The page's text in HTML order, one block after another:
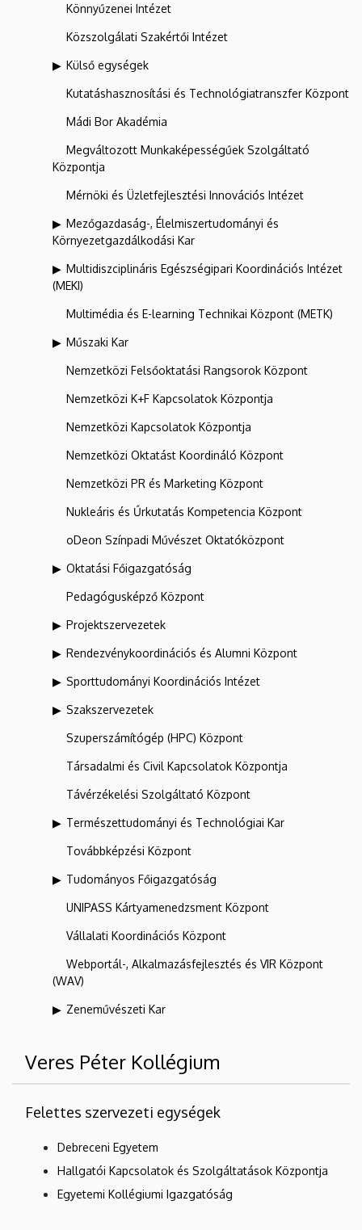
Könnyűzenei Intézet
Közszolgálati Szakértői Intézet
Külső egységek
Kutatáshasznosítási és Technológiatranszfer Központ
Mádi Bor Akadémia
Megváltozott Munkaképességűek Szolgáltató
Központja
Mérnöki és Üzletfejlesztési Innovációs Intézet
Mezőgazdaság-, Élelmiszertudományi és
Környezetgazdálkodási Kar
Multidiszciplináris Egészségipari Koordinációs Intézet
(MEKI)
Multimédia és E-learning Technikai Központ (METK)
Műszaki Kar
Nemzetközi Felsőoktatási Rangsorok Központ
Nemzetközi K+F Kapcsolatok Központja
Nemzetközi Kapcsolatok Központja
Nemzetközi Oktatást Koordináló Központ
Nemzetközi PR és Marketing Központ
Nukleáris és Űrkutatás Kompetencia Központ
oDeon Színpadi Művészet Oktatóközpont
Oktatási Főigazgatóság
Pedagógusképző Központ
Projektszervezetek
Rendezvénykoordinációs és Alumni Központ
Sporttudományi Koordinációs Intézet
Szakszervezetek
Szuperszámítógép (HPC) Központ
Társadalmi és Civil Kapcsolatok Központja
Távérzékelési Szolgáltató Központ
Természettudományi és Technológiai Kar
Továbbképzési Központ
Tudományos Főigazgatóság
UNIPASS Kártyamenedzsment Központ
Vállalati Koordinációs Központ
Webportál-, Alkalmazásfejlesztés és VIR Központ
(WAV)
Zeneművészeti Kar
Veres Péter Kollégium
Felettes szervezeti egységek
Debreceni Egyetem
Hallgatói Kapcsolatok és Szolgáltatások Központja
Egyetemi Kollégiumi Igazgatóság